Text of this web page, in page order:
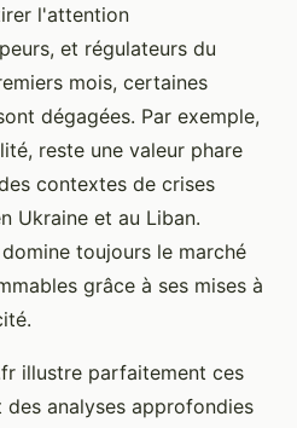
l'attention
et régulateurs du
mois, certaines
dégagées. Par exemple,
reste une valeur phare
contextes de crises
Ukraine et au Liban.
toujours le marché
grâce à ses mises à
illustre parfaitement ces
analyses approfondies